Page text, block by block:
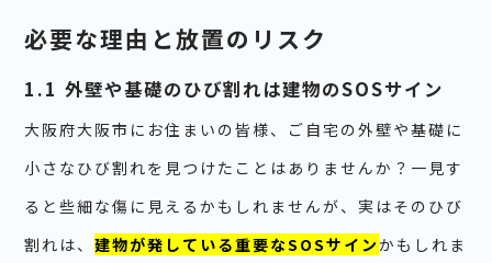
必要な理由と放置のリスク
1.1 外壁や基礎のひび割れは建物のSOSサイン
大阪府大阪市にお住まいの皆様、ご自宅の外壁や基礎に
小さなひび割れを見つけたことはありませんか？一見す
ると些細な傷に見えるかもしれませんが、実はそのひび
割れは、建物が発している重要なSOSサインかもしれま